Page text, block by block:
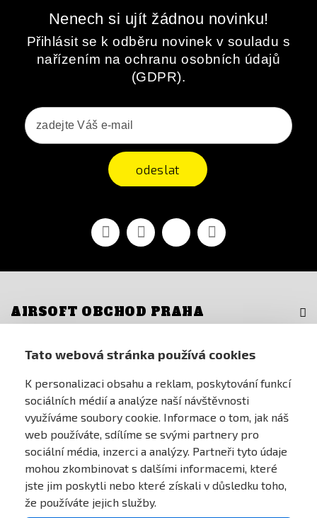
Tato webová stránka používá cookies
K personalizaci obsahu a reklam, poskytování funkcí
sociálních médií a analýze naší návštěvnosti
využíváme soubory cookie. Informace o tom, jak náš
web používáte, sdílíme se svými partnery pro
sociální média, inzerci a analýzy. Partneři tyto údaje
mohou zkombinovat s dalšími informacemi, které
jste jim poskytli nebo které získali v důsledku toho,
že používáte jejich služby.
Nenech si ujít žádnou novinku!
Přihlásit se k odběru novinek v souladu s
nařízením na ochranu osobních údajů
(GDPR).
odeslat
FacebookYouTubeVimeo Instagram
AIRSOFT OBCHOD PRAHA
PRO ZÁKAZNÍKY
MŮJ ÚČET
ONLINE PLATEBNÍ BRÁNA